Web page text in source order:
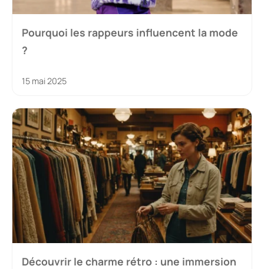
Pourquoi les rappeurs influencent la mode
?
15 mai 2025
Découvrir le charme rétro : une immersion